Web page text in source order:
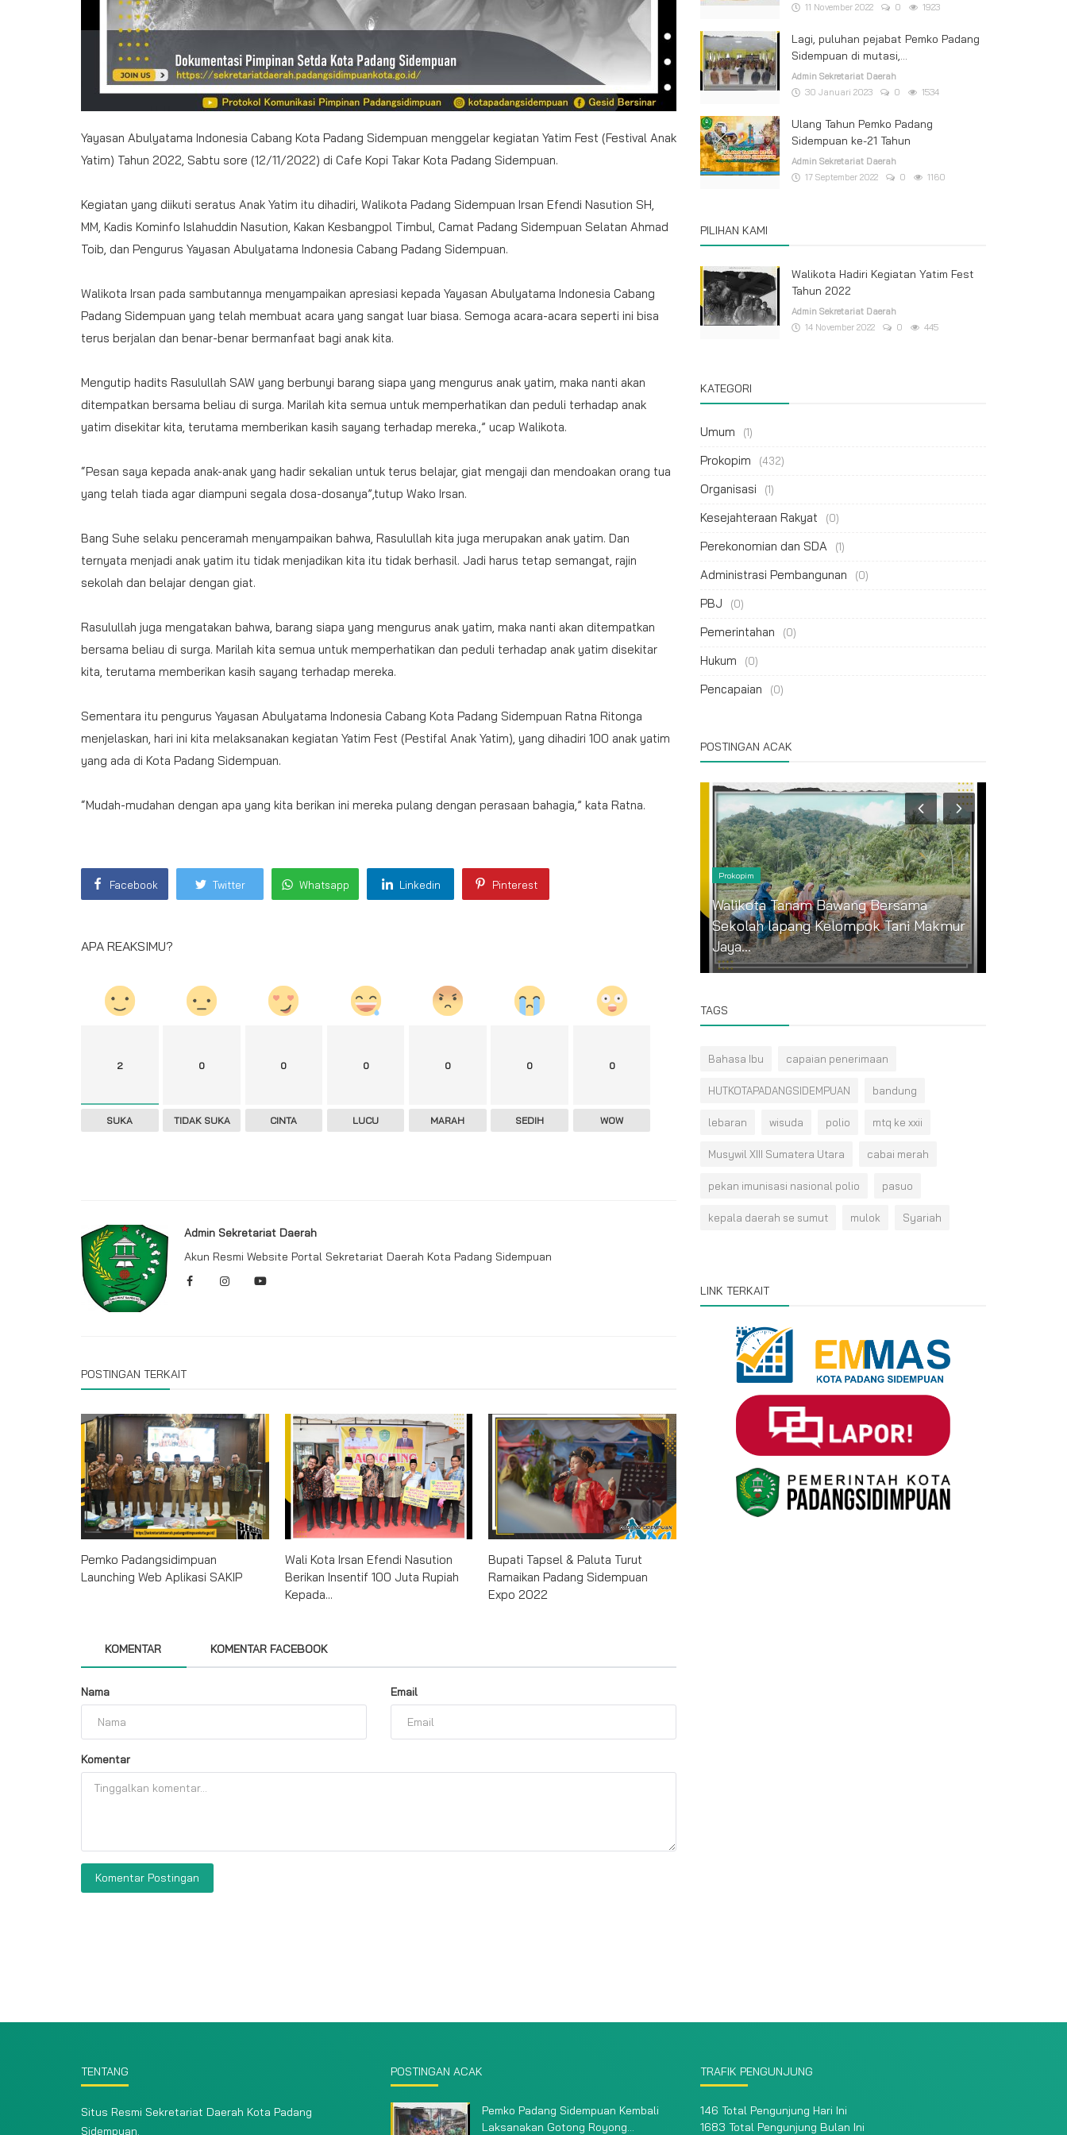
Yayasan Abulyatama Indonesia Cabang Kota Padang Sidempuan menggelar kegiatan Yatim Fest (Festival Anak
Yatim) Tahun 2022, Sabtu sore (12/11/2022) di Cafe Kopi Takar Kota Padang Sidempuan.
Kegiatan yang diikuti seratus Anak Yatim itu dihadiri, Walikota Padang Sidempuan Irsan Efendi Nasution SH,
MM, Kadis Kominfo Islahuddin Nasution, Kakan Kesbangpol Timbul, Camat Padang Sidempuan Selatan Ahmad
Toib, dan Pengurus Yayasan Abulyatama Indonesia Cabang Padang Sidempuan.
Walikota Irsan pada sambutannya menyampaikan apresiasi kepada Yayasan Abulyatama Indonesia Cabang
Padang Sidempuan yang telah membuat acara yang sangat luar biasa. Semoga acara-acara seperti ini bisa
terus berjalan dan benar-benar bermanfaat bagi anak kita.
Mengutip hadits Rasulullah SAW yang berbunyi barang siapa yang mengurus anak yatim, maka nanti akan
ditempatkan bersama beliau di surga. Marilah kita semua untuk memperhatikan dan peduli terhadap anak
yatim disekitar kita, terutama memberikan kasih sayang terhadap mereka.,” ucap Walikota.
“Pesan saya kepada anak-anak yang hadir sekalian untuk terus belajar, giat mengaji dan mendoakan orang tua
yang telah tiada agar diampuni segala dosa-dosanya”,tutup Wako Irsan.
Bang Suhe selaku penceramah menyampaikan bahwa, Rasulullah kita juga merupakan anak yatim. Dan
ternyata menjadi anak yatim itu tidak menjadikan kita itu tidak berhasil. Jadi harus tetap semangat, rajin
sekolah dan belajar dengan giat.
Rasulullah juga mengatakan bahwa, barang siapa yang mengurus anak yatim, maka nanti akan ditempatkan
bersama beliau di surga. Marilah kita semua untuk memperhatikan dan peduli terhadap anak yatim disekitar
kita, terutama memberikan kasih sayang terhadap mereka.
Sementara itu pengurus Yayasan Abulyatama Indonesia Cabang Kota Padang Sidempuan Ratna Ritonga
menjelaskan, hari ini kita melaksanakan kegiatan Yatim Fest (Pestifal Anak Yatim), yang dihadiri 100 anak yatim
yang ada di Kota Padang Sidempuan.
“Mudah-mudahan dengan apa yang kita berikan ini mereka pulang dengan perasaan bahagia,” kata Ratna.
Facebook Twitter Whatsapp Linkedin Pinterest
APA REAKSIMU?
2
SUKA
0
TIDAK SUKA
0
CINTA
0
LUCU
0
MARAH
0
SEDIH
0
WOW
Admin Sekretariat Daerah
Akun Resmi Website Portal Sekretariat Daerah Kota Padang Sidempuan
POSTINGAN TERKAIT
Pemko Padangsidimpuan
Launching Web Aplikasi SAKIP
Wali Kota Irsan Efendi Nasution
Berikan Insentif 100 Juta Rupiah
Kepada...
Bupati Tapsel & Paluta Turut
Ramaikan Padang Sidempuan
Expo 2022
KOMENTAR KOMENTAR FACEBOOK
Nama Email
Komentar
Komentar Postingan
11 November 2022 0 1923
Lagi, puluhan pejabat Pemko Padang
Sidempuan di mutasi,...
Admin Sekretariat Daerah
30 Januari 2023
0 1534
Ulang Tahun Pemko Padang
Sidempuan ke-21 Tahun
Admin Sekretariat Daerah
17 September 2022
0 1160
PILIHAN KAMI
Walikota Hadiri Kegiatan Yatim Fest
Tahun 2022
Admin Sekretariat Daerah
14 November 2022
0 445
KATEGORI
Umum (1)
Prokopim (432)
Organisasi (1)
Kesejahteraan Rakyat (0)
Perekonomian dan SDA (1)
Administrasi Pembangunan (0)
PBJ (0)
Pemerintahan (0)
Hukum (0)
Pencapaian (0)
POSTINGAN ACAK
Wali Kota Padangsidimpuan Hadiri
DPC...
Prokopim
Prokopim
Walikota Tanam Bawang Bersama
Sekolah lapang Kelompok Tani Makmur
Jaya...
TAGS
Bahasa Ibu capaian penerimaan
HUTKOTAPADANGSIDEMPUAN bandung
lebaran wisuda polio mtq ke xxii
Musywil XIII Sumatera Utara cabai merah
pekan imunisasi nasional polio pasuo
kepala daerah se sumut mulok Syariah
LINK TERKAIT
TENTANG
Situs Resmi Sekretariat Daerah Kota Padang
Sidempuan.
POSTINGAN ACAK
Pemko Padang Sidempuan Kembali
Laksanakan Gotong Royong...
TRAFIK PENGUNJUNG
146 Total Pengunjung Hari Ini
1683 Total Pengunjung Bulan Ini